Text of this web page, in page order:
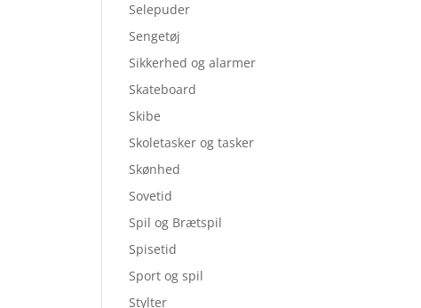
Selepuder
Sengetøj
Sikkerhed og alarmer
Skateboard
Skibe
Skoletasker og tasker
Skønhed
Sovetid
Spil og Brætspil
Spisetid
Sport og spil
Stylter